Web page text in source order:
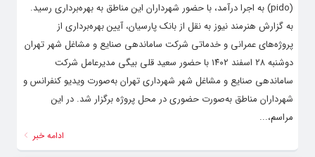
(pido) به اجرا درآمد، با حضور شهرداران این مناطق به بهره‌برداری رسید.
به گزارش هنرمند نیوز به نقل از بانک پارسیان، آیین بهره‌برداری از
پروژه‌های عمرانی و خدماتی شرکت ساماندهی صنایع و مشاغل شهر تهران
دوشنبه ۲۸ اسفند ۱۴۰۲ با حضور سعید قلی بیگی مدیرعامل شرکت
ساماندهی صنایع و مشاغل شهر شهرداری تهران به‌صورت ویدیو کنفرانس و
شهرداران مناطق به‌صورت حضوری در محل پروژه برگزار شد. در این
مراسم،...
ادامه خبر